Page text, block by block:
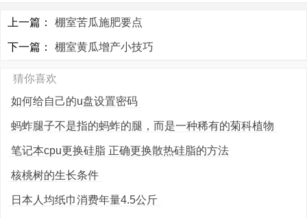
上一篇： 棚室苦瓜施肥要点
下一篇： 棚室黄瓜增产小技巧
猜你喜欢
如何给自己的u盘设置密码
蚂蚱腿子不是指的蚂蚱的腿，而是一种稀有的菊科植物
笔记本cpu更换硅脂 正确更换散热硅脂的方法
核桃树的生长条件
日本人均纸巾消费年量4.5公斤